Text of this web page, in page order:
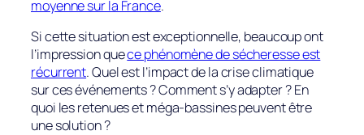
moyenne sur la France.
Si cette situation est exceptionnelle, beaucoup ont
l’impression quece phénomène de sécheresse est
récurrent. Quel est l’impact de la crise climatique
sur ces événements ? Comment s’y adapter ? En
quoi les retenues et méga-bassines peuvent être
une solution ?